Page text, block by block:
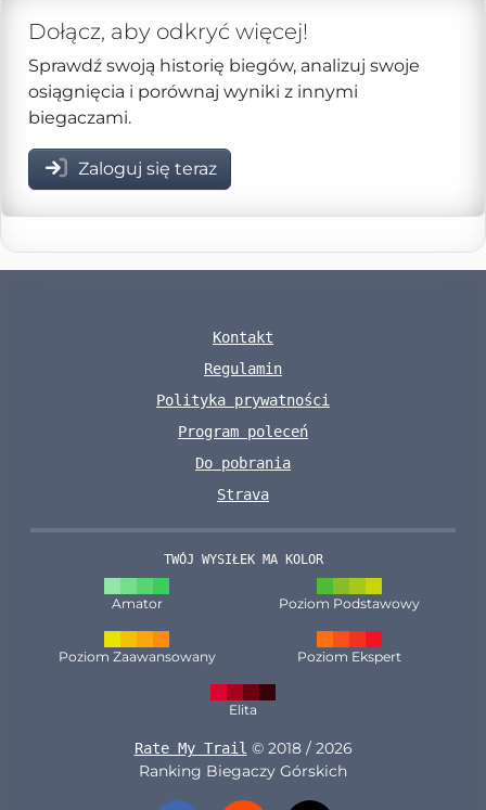
Dołącz, aby odkryć więcej!
Sprawdź swoją historię biegów, analizuj swoje
osiągnięcia i porównaj wyniki z innymi
biegaczami.
Zaloguj się teraz
Kontakt
Regulamin
Polityka prywatności
Program poleceń
Do pobrania
Strava
TWÓJ WYSIŁEK MA KOLOR
Amator Poziom Podstawowy
Poziom Zaawansowany Poziom Ekspert
Elita
Rate My Trail © 2018 / 2026
Ranking Biegaczy Górskich